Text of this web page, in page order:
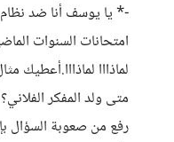
-* يا يوسف أنا ضد
امتحانات السنوات
متى ولد المفكر